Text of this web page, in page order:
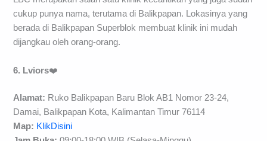
cukup punya nama, terutama di Balikpapan. Lokasinya yang
berada di Balikpapan Superblok membuat klinik ini mudah
dijangkau oleh orang-orang.
6. Lviors❤️
Alamat: Ruko Balikpapan Baru Blok AB1 Nomor 23-24,
Damai, Balikpapan Kota, Kalimantan Timur 76114
Map: KlikDisini